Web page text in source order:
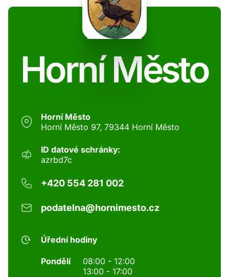
Horní Město
Horní Město
Horní Město 97, 79344 Horní Město
ID datové schránky:
azrbd7c
+420 554 281 002
podatelna@hornimesto.cz
Úřední hodiny
Pondělí
08:00 - 12:00
13:00 - 17:00